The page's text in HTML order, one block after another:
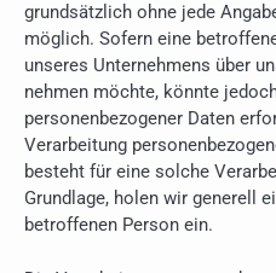
grundsätzlich ohne jede
möglich. Sofern eine
unseres Unternehmens über
nehmen möchte, könnte
personenbezogener Daten
Verarbeitung
besteht für eine solche
Grundlage, holen wir generell
betroffenen Person ein.